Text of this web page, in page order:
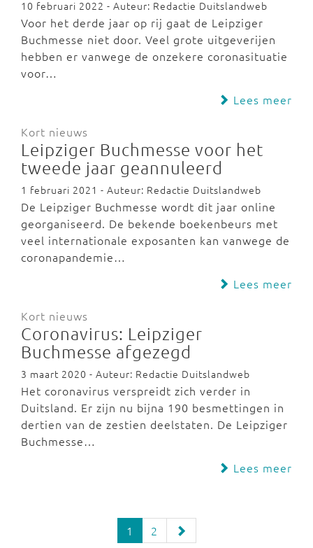
10 februari 2022 - Auteur: Redactie Duitslandweb
Voor het derde jaar op rij gaat de Leipziger
Buchmesse niet door. Veel grote uitgeverijen
hebben er vanwege de onzekere coronasituatie
voor…
Lees meer
Kort nieuws
Leipziger Buchmesse voor het
tweede jaar geannuleerd
1 februari 2021 - Auteur: Redactie Duitslandweb
De Leipziger Buchmesse wordt dit jaar online
georganiseerd. De bekende boekenbeurs met
veel internationale exposanten kan vanwege de
coronapandemie…
Lees meer
Kort nieuws
Coronavirus: Leipziger
Buchmesse afgezegd
3 maart 2020 - Auteur: Redactie Duitslandweb
Het coronavirus verspreidt zich verder in
Duitsland. Er zijn nu bijna 190 besmettingen in
dertien van de zestien deelstaten. De Leipziger
Buchmesse…
Lees meer
1 2